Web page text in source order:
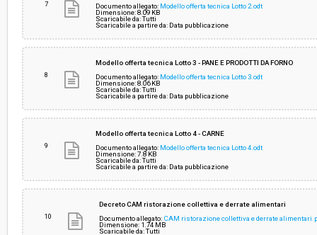
7
Documento allegato: Modello offerta tecnica Lotto 2.odt
Dimensione: 8.09 KB
Scaricabile da: Tutti
Scaricabile a partire da: Data pubblicazione
8
Modello offerta tecnica Lotto 3 - PANE E PRODOTTI DA FORNO
Documento allegato: Modello offerta tecnica Lotto 3.odt
Dimensione: 8.06 KB
Scaricabile da: Tutti
Scaricabile a partire da: Data pubblicazione
9
Modello offerta tecnica Lotto 4 - CARNE
Documento allegato: Modello offerta tecnica Lotto 4.odt
Dimensione: 7.8 KB
Scaricabile da: Tutti
Scaricabile a partire da: Data pubblicazione
10
Decreto CAM ristorazione collettiva e derrate alimentari
Documento allegato: CAM ristorazione collettiva e derrate
Dimensione: 1.74 MB
Scaricabile da: Tutti